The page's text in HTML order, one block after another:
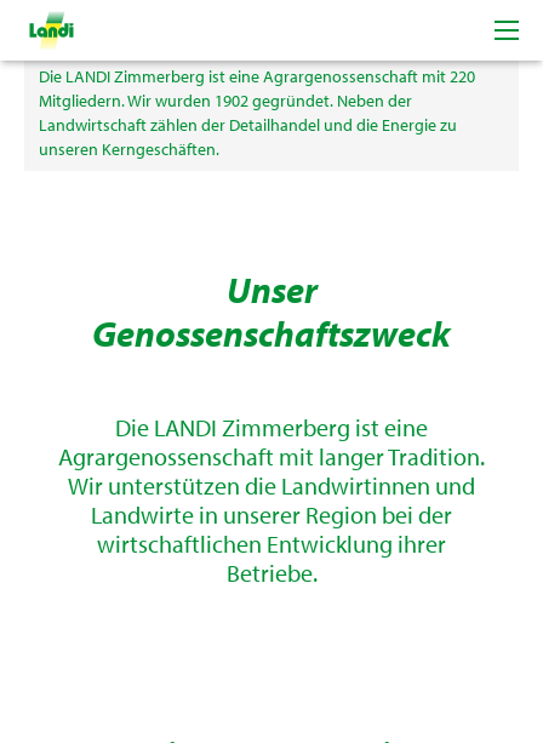
Willkommen bei der LANDI Zimmerberg
Die LANDI Zimmerberg ist eine Agrargenossenschaft mit 220
Mitgliedern. Wir wurden 1902 gegründet. Neben der
Landwirtschaft zählen der Detailhandel und die Energie zu
unseren Kerngeschäften.
Unser
Genossenschaftszweck
Die LANDI Zimmerberg ist eine
Agrargenossenschaft mit langer Tradition.
Wir unterstützen die Landwirtinnen und
Landwirte in unserer Region bei der
wirtschaftlichen Entwicklung ihrer
Betriebe.